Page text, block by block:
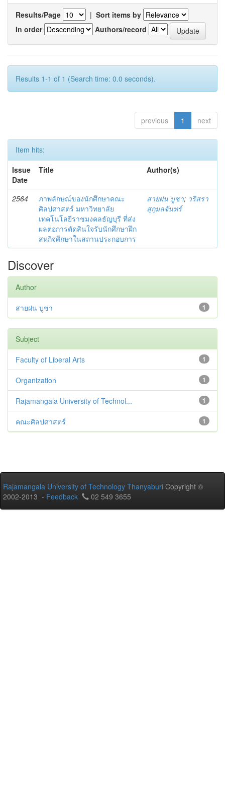
Results/Page | Sort items by
In order
Authors/record
Results 1-1 of 1 (Search time: 0.0 seconds).
previous 1 next
Item hits:
Issue
Date
Title Author(s)
2564
ภาพลักษณ์ของนักศึกษาคณะ
ศิลปศาสตร์ มหาวิทยาลัย
เทคโนโลยีราชมงคลธัญบุรี ที่ส่ง
ผลต่อการตัดสินใจรับนักศึกษาฝึก
สหกิจศึกษาในสถานประกอบการ
สายฝน บูชา; วริสรา
สุกุมลจันทร์
Discover
Author
1
สายฝน บูชา
Subject
1
Faculty of Liberal Arts
1
Organization
1
Rajamangala University of Technol...
1
คณะศิลปศาสตร์
Rajamangala University of Technology Thanyaburi Copyright ©
2002-2013 - Feedback 02 549 3655